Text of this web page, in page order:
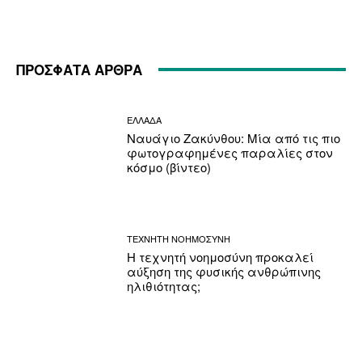
ΠΡΟΣΦΑΤΑ ΑΡΘΡΑ
ΕΛΛΑΔΑ
Ναυάγιο Ζακύνθου: Μία από τις πιο
φωτογραφημένες παραλίες στον
κόσμο (βίντεο)
ΤΕΧΝΗΤΗ ΝΟΗΜΟΣΥΝΗ
Η τεχνητή νοημοσύνη προκαλεί
αύξηση της φυσικής ανθρώπινης
ηλιθιότητας;